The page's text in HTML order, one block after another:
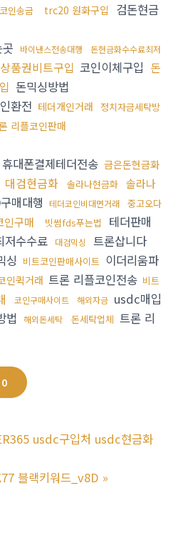
인송금 trc20 원화구입
검돈현금
바이낸스전송대행 돈현금화수수료최저
품권비트구입 코인이체구입 돈
돈믹싱방법
환전 테더개인거래
정치자금세탁방
리플코인판매
휴대폰결제테더전송 금은돈현금화
대검현금화 솔라나현금화 솔라나
매대행 테더코인비대면거래 중고오다
인구매 빗썸fds푸는법
테더판매
저수수료 대검믹싱 트론삽니다
싱 비트코인판매사이트 이더리움파
인퀵거래 트론 리플코인전송 비트
코인구매사이트 해외자금 usdc매입
법 해외돈세탁 돈세탁업체 트론 리
0
usdc구입처 usdc현금화
블랙키워드_v8D »